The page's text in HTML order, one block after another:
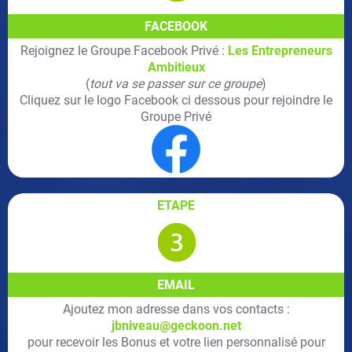
FACEBOOK
Rejoignez le Groupe Facebook Privé : Les Entrepreneurs
Ambitieux
(tout va se passer sur ce groupe)
Cliquez sur le logo Facebook ci dessous pour rejoindre le
Groupe Privé
ETAPE
EMAIL
Ajoutez mon adresse dans vos contacts :
jbniveau@geckoon.net
pour recevoir les Bonus et votre lien personnalisé pour